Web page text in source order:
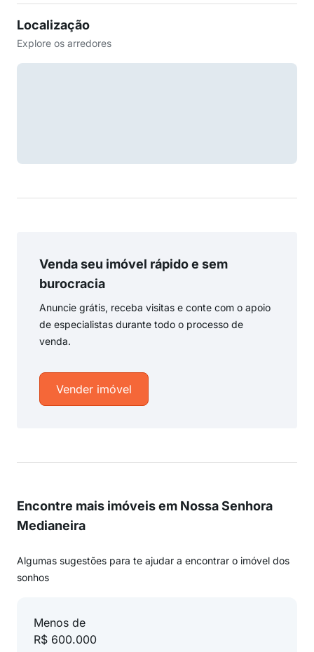
Localização
Explore os arredores
Venda seu imóvel rápido e sem
burocracia
Anuncie grátis, receba visitas e conte com o apoio
de especialistas durante todo o processo de
venda.
Vender imóvel
Encontre mais imóveis em Nossa Senhora
Medianeira
Algumas sugestões para te ajudar a encontrar o imóvel dos
sonhos
Menos de
R$ 600.000